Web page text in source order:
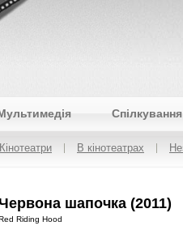
Спілкування
В кінотеатрах
Червона шапочка (2011)
Riding Hood